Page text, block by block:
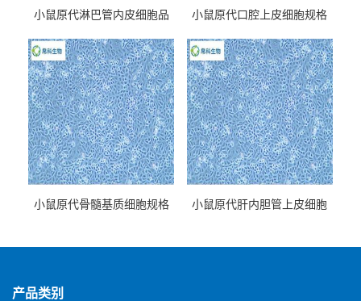
小鼠原代淋巴管内皮细胞品
小鼠原代口腔上皮细胞规格
小鼠原代骨髓基质细胞规格
小鼠原代肝内胆管上皮细胞
产品类别